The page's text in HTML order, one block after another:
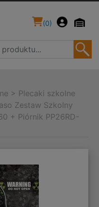
(0)
> Plecaki szkolne
Zestaw Szkolny
+ Piórnik PP26RD-